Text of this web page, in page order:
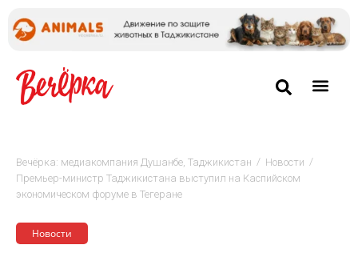
Вечёрка: медиакомпания Душанбе, Таджикистан / Новости /
Премьер-министр Таджикистана выступил на Каспийском
экономическом форуме в Тегеране
Новости